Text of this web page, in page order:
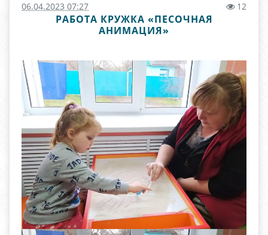
06.04.2023 07:27 12
РАБОТА КРУЖКА «ПЕСОЧНАЯ
АНИМАЦИЯ»